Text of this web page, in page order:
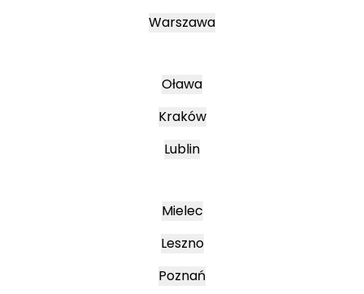
Warszawa
Oława
Kraków
Lublin
Mielec
Leszno
Poznań